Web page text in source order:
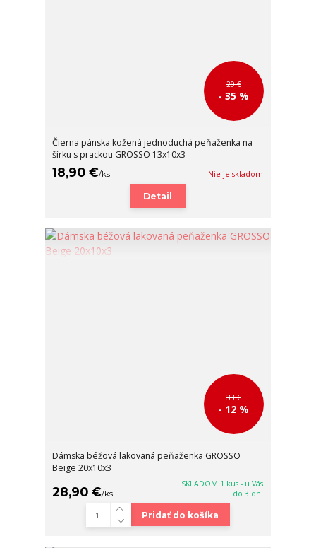
29 €
- 35 %
Čierna pánska kožená jednoduchá peňaženka na
šírku s prackou GROSSO 13x10x3
18,90 €/ks Nie je skladom
Detail
33 €
- 12 %
Dámska béžová lakovaná peňaženka GROSSO
Beige 20x10x3
28,90 €/ks
SKLADOM 1 kus - u Vás
do 3 dní
Pridať do košíka